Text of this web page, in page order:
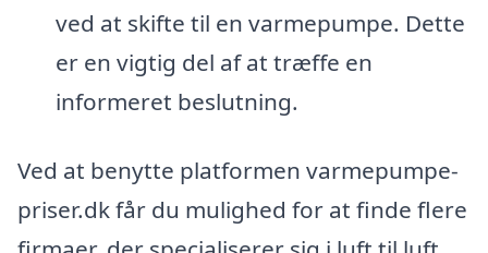
ved at skifte til en varmepumpe. Dette
er en vigtig del af at træffe en
informeret beslutning.
Ved at benytte platformen varmepumpe-
priser.dk får du mulighed for at finde flere